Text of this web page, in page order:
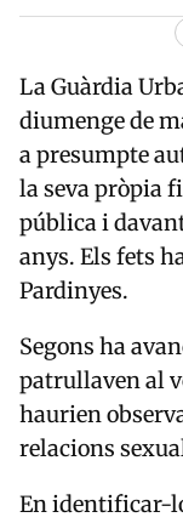
La Guàrdia
diumenge de
a presumpte
la seva pròpia
pública i
anys. Els fets
Pardinyes.
Segons ha
patrullaven al
haurien
relacions
En identificar-